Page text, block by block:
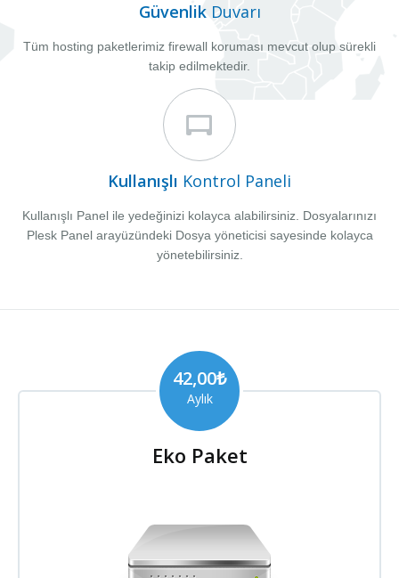
Güvenlik Duvarı
Tüm hosting paketlerimiz firewall koruması mevcut olup sürekli
takip edilmektedir.
Kullanışlı Kontrol Paneli
Kullanışlı Panel ile yedeğinizi kolayca alabilirsiniz. Dosyalarınızı
Plesk Panel arayüzündeki Dosya yöneticisi sayesinde kolayca
yönetebilirsiniz.
42,00₺
Aylık
Eko Paket